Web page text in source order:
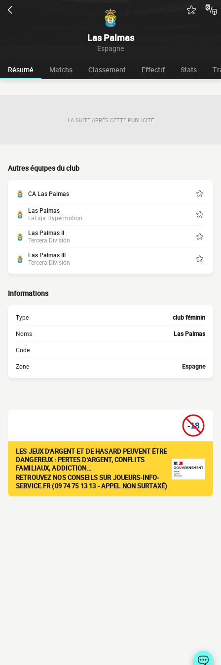
Las Palmas
Espagne
Résumé Matchs Classement Effectif Stats
LA SUITE APRÈS CETTE PUBLICITÉ
Autres équipes du club
CA Las Palmas
Las Palmas
LaLiga Hypermotion
Las Palmas II
Tercera División
Las Palmas III
Tercera División
Informations
Type club féminin
Noms Las Palmas
Code
Zone Espagne
LES JEUX D'ARGENT ET DE HASARD PEUVENT ÊTRE
DANGEREUX : PERTES D'ARGENT, CONFLITS
FAMILIAUX, ADDICTION…
RETROUVEZ NOS CONSEILS SUR JOUEURS-INFO-
SERVICE.FR (09 74 75 13 13 - APPEL NON SURTAXÉ)